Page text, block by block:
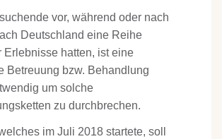
vor, während oder nach
Deutschland eine Reihe
Erlebnisse hatten, ist eine
Betreuung bzw. Behandlung
um solche
zu durchbrechen.
im Juli 2018 startete, soll